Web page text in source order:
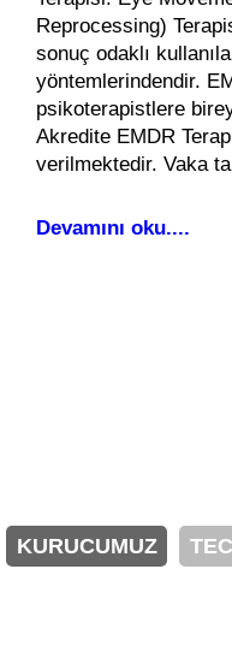
Reprocessing)
sonuç odaklı
yöntemlerindendir.
psikoterapistlere
Akredite EMDR
verilmektedir. Vaka
Devamını oku....
KURUCUMUZ